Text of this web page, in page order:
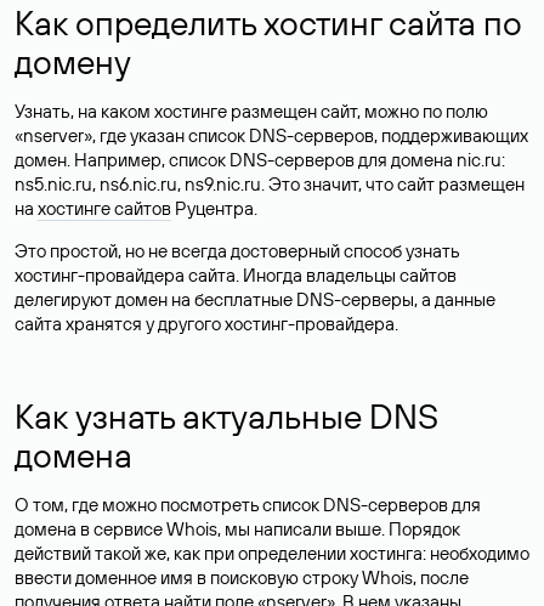
Как определить хостинг сайта по
домену
Узнать, на каком хостинге размещен сайт, можно по полю
«nserver», где указан список DNS-серверов, поддерживающих
домен. Например, список DNS-серверов для домена nic.ru:
ns5.nic.ru, ns6.nic.ru, ns9.nic.ru. Это значит, что сайт размещен
на хостинге сайтов Руцентра.
Это простой, но не всегда достоверный способ узнать
хостинг-провайдера сайта. Иногда владельцы сайтов
делегируют домен на бесплатные DNS-серверы, а данные
сайта хранятся у другого хостинг-провайдера.
Как узнать актуальные DNS
домена
О том, где можно посмотреть список DNS-серверов для
домена в сервисе Whois, мы написали выше. Порядок
действий такой же, как при определении хостинга: необходимо
ввести доменное имя в поисковую строку Whois, после